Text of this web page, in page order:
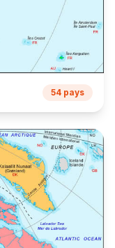
54 pays